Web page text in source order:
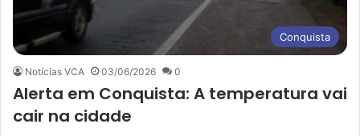
Conquista
Notícias VCA 03/06/2026 0
Alerta em Conquista: A temperatura vai
cair na cidade